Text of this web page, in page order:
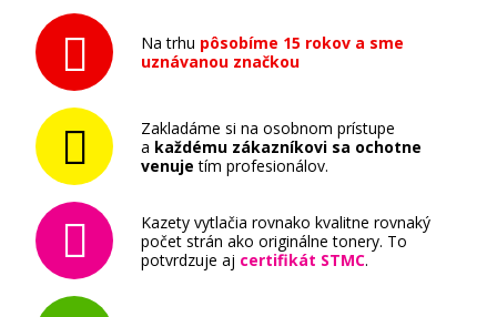
Na trhu pôsobíme 15 rokov a sme
uznávanou značkou
Zakladáme si na osobnom prístupe
a každému zákazníkovi sa ochotne
venuje tím profesionálov.
Kazety vytlačia rovnako kvalitne rovnaký
počet strán ako originálne tonery. To
potvrdzuje aj certifikát STMC.